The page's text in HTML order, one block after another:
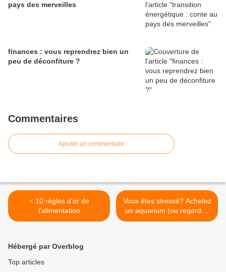
pays des merveilles
finances : vous reprendrez bien un
peu de déconfiture ?
Commentaires
Ajouter un commentaire
< 10 règles d'or de
l'alimentation
Vous êtes stressé? Achetez
un aquarium (ou regardez
cette vidéo) >
Hébergé par Overblog
Top articles